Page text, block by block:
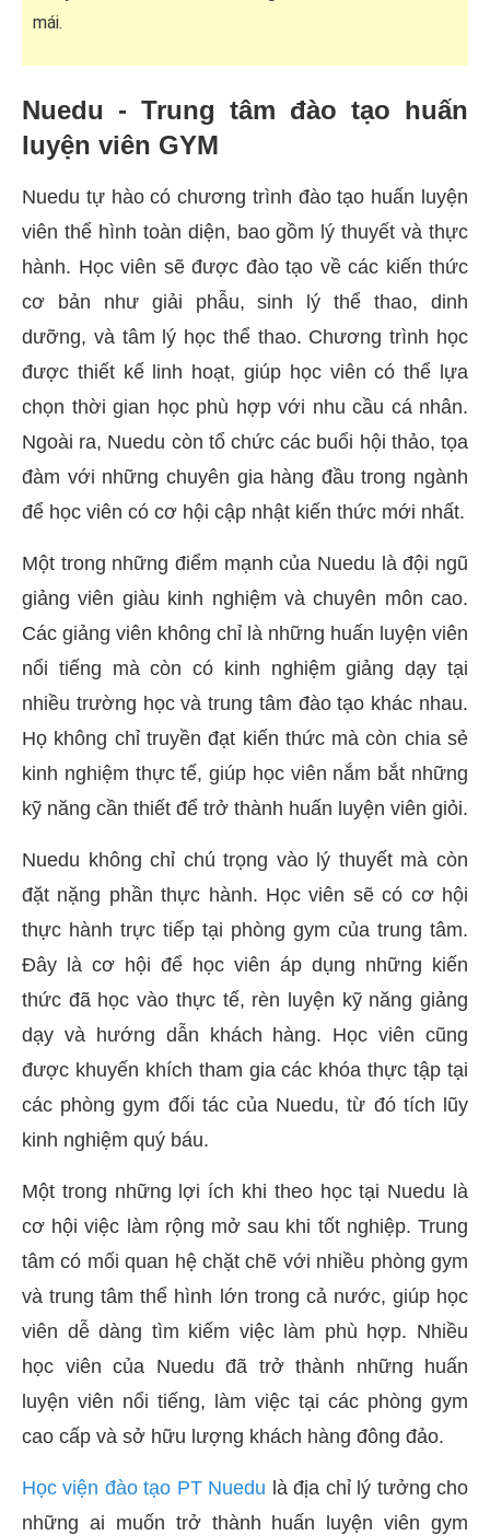
mái.
Nuedu - Trung tâm đào tạo huấn
luyện viên GYM
Nuedu tự hào có chương trình đào tạo huấn luyện
viên thể hình toàn diện, bao gồm lý thuyết và thực
hành. Học viên sẽ được đào tạo về các kiến thức
cơ bản như giải phẫu, sinh lý thể thao, dinh
dưỡng, và tâm lý học thể thao. Chương trình học
được thiết kế linh hoạt, giúp học viên có thể lựa
chọn thời gian học phù hợp với nhu cầu cá nhân.
Ngoài ra, Nuedu còn tổ chức các buổi hội thảo, tọa
đàm với những chuyên gia hàng đầu trong ngành
để học viên có cơ hội cập nhật kiến thức mới nhất.
Một trong những điểm mạnh của Nuedu là đội ngũ
giảng viên giàu kinh nghiệm và chuyên môn cao.
Các giảng viên không chỉ là những huấn luyện viên
nổi tiếng mà còn có kinh nghiệm giảng dạy tại
nhiều trường học và trung tâm đào tạo khác nhau.
Họ không chỉ truyền đạt kiến thức mà còn chia sẻ
kinh nghiệm thực tế, giúp học viên nắm bắt những
kỹ năng cần thiết để trở thành huấn luyện viên giỏi.
Nuedu không chỉ chú trọng vào lý thuyết mà còn
đặt nặng phần thực hành. Học viên sẽ có cơ hội
thực hành trực tiếp tại phòng gym của trung tâm.
Đây là cơ hội để học viên áp dụng những kiến
thức đã học vào thực tế, rèn luyện kỹ năng giảng
dạy và hướng dẫn khách hàng. Học viên cũng
được khuyến khích tham gia các khóa thực tập tại
các phòng gym đối tác của Nuedu, từ đó tích lũy
kinh nghiệm quý báu.
Một trong những lợi ích khi theo học tại Nuedu là
cơ hội việc làm rộng mở sau khi tốt nghiệp. Trung
tâm có mối quan hệ chặt chẽ với nhiều phòng gym
và trung tâm thể hình lớn trong cả nước, giúp học
viên dễ dàng tìm kiếm việc làm phù hợp. Nhiều
học viên của Nuedu đã trở thành những huấn
luyện viên nổi tiếng, làm việc tại các phòng gym
cao cấp và sở hữu lượng khách hàng đông đảo.
Học viện đào tạo PT Nuedu là địa chỉ lý tưởng cho
những ai muốn trở thành huấn luyện viên gym